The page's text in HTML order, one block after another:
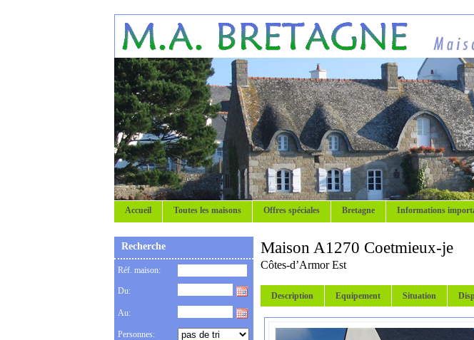
Accueil Toutes les maisons Offres spéciales Bretagne Informations
Recherche
Réf. maison:
Du:
Au:
Personnes:
Maison A1270 Coetmieux-je
Côtes-d’Armor Est
Description Equipement Situation